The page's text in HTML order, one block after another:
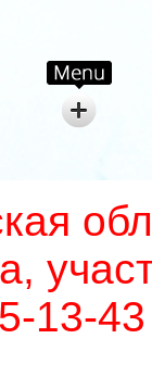
13-